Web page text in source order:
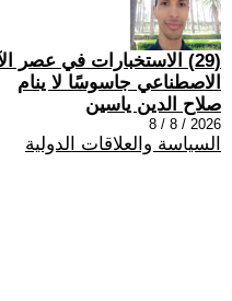
(29) الاستخبارات في عصر
الاصطناعي جاسوسًا لا ينام
صلاح الدين ياسين
2026 / 8 / 8
السياسة والعلاقات الدولية